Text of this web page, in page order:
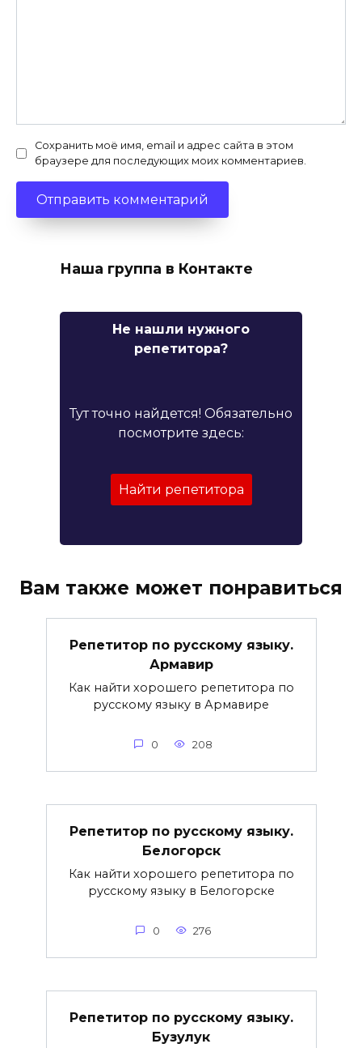
Сохранить моё имя, email и адрес сайта в этом
браузере для последующих моих комментариев.
Наша группа в Контакте
Не нашли нужного
репетитора?
Тут точно найдется! Обязательно
посмотрите здесь:
Найти репетитора
Вам также может понравиться
Репетитор по русскому языку.
Армавир
Как найти хорошего репетитора по
русскому языку в Армавире
0 208
Репетитор по русскому языку.
Белогорск
Как найти хорошего репетитора по
русскому языку в Белогорске
0 276
Репетитор по русскому языку.
Бузулук